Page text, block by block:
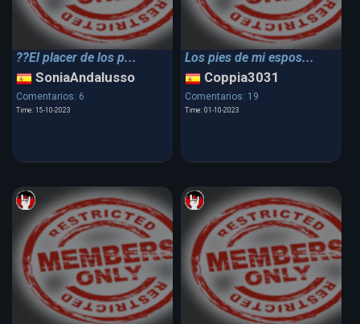
??El placer de los p...
SoniaAndalusso
Comentarios: 6
Time: 15-10-2023
Los pies de mi espos...
Coppia3031
Comentarios: 19
Time: 01-10-2023